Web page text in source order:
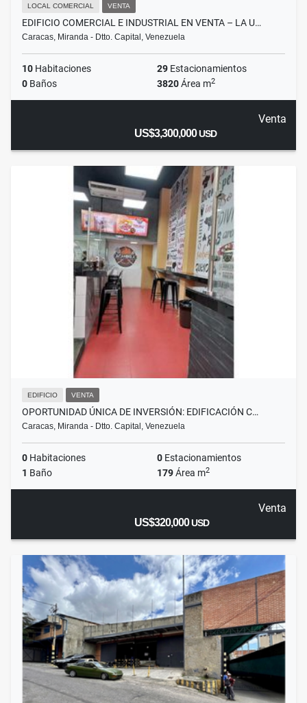
LOCAL COMERCIAL VENTA
EDIFICIO COMERCIAL E INDUSTRIAL EN VENTA – LA U…
Caracas, Miranda - Dtto. Capital, Venezuela
10 Habitaciones 29 Estacionamientos
0 Baños 3820Área m2
Venta
US$3,300,000USD
EDIFICIO VENTA
OPORTUNIDAD ÚNICA DE INVERSIÓN: EDIFICACIÓN C…
Caracas, Miranda - Dtto. Capital, Venezuela
0 Habitaciones 0 Estacionamientos
1 Baño 179Área m2
Venta
US$320,000USD